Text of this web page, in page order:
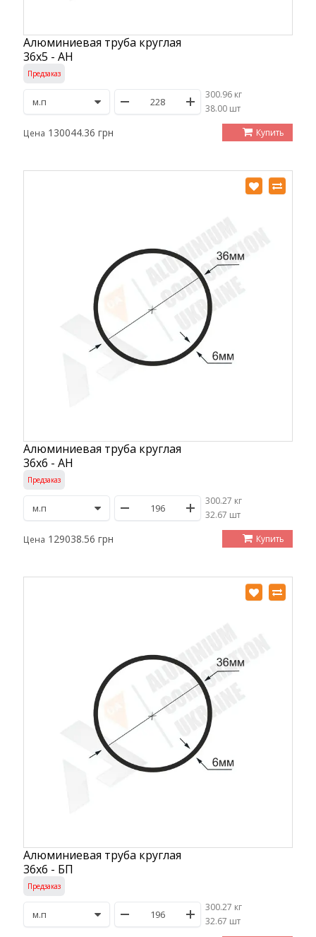
Алюминиевая труба круглая
36х5 - АН
Предзаказ
300.96 кг
/38.00 шт
Цена 130044.36 грн Купить
Алюминиевая труба круглая
36х6 - АН
Предзаказ
300.27 кг
/32.67 шт
Цена 129038.56 грн Купить
Алюминиевая труба круглая
36х6 - БП
Предзаказ
300.27 кг
/32.67 шт